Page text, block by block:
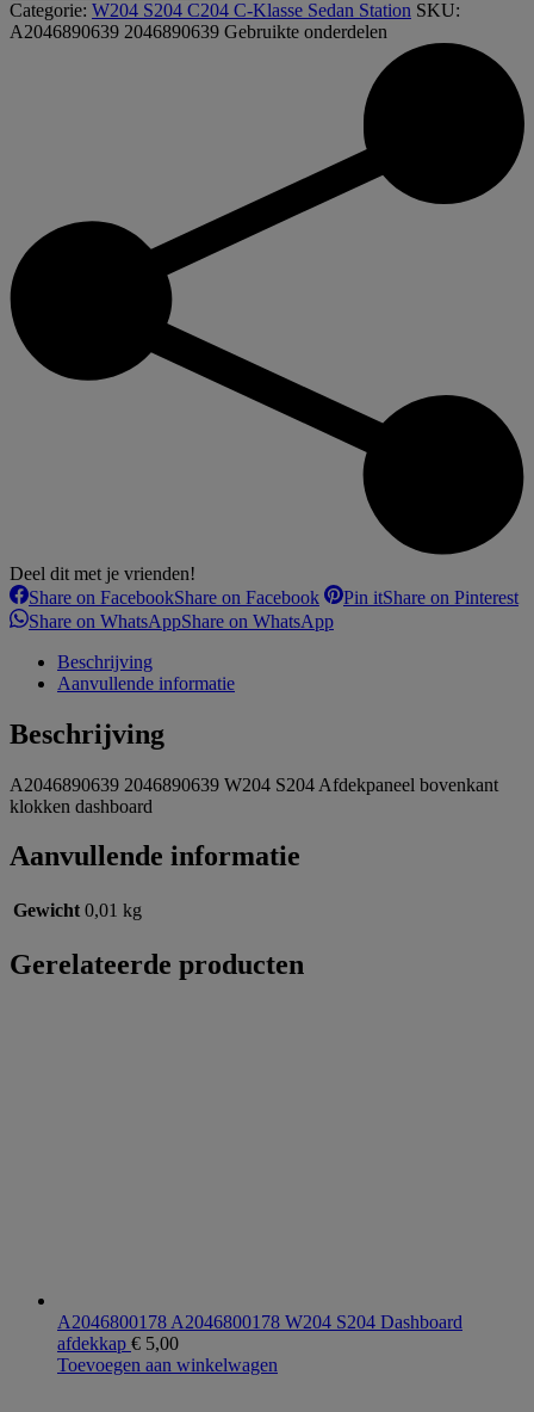
Categorie: W204 S204 C204 C-Klasse Sedan Station SKU:
A2046890639 2046890639 Gebruikte onderdelen
Deel dit met je vrienden!
Share on FacebookShare on Facebook Pin itShare on Pinterest
Share on WhatsAppShare on WhatsApp
Beschrijving
Aanvullende informatie
Beschrijving
A2046890639 2046890639 W204 S204 Afdekpaneel bovenkant
klokken dashboard
Aanvullende informatie
Gewicht 0,01 kg
Gerelateerde producten
A2046800178 A2046800178 W204 S204 Dashboard
afdekkap € 5,00
Toevoegen aan winkelwagen